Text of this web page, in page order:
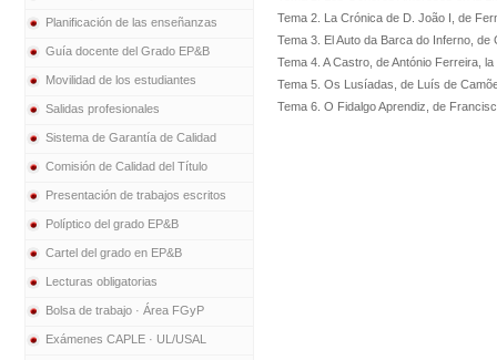
Planificación de las enseñanzas
Guía docente del Grado EP&B
Movilidad de los estudiantes
Salidas profesionales
Sistema de Garantía de Calidad
Comisión de Calidad del Título
Presentación de trabajos escritos
Políptico del grado EP&B
Cartel del grado en EP&B
Lecturas obligatorias
Bolsa de trabajo · Área FGyP
Exámenes CAPLE · UL/USAL
Tema 2. La Crónica de D. João I, de
Tema 3. El Auto da Barca do Inferno,
Tema 4. A Castro, de António Ferreira,
Tema 5. Os Lusíadas, de Luís de
Tema 6. O Fidalgo Aprendiz, de